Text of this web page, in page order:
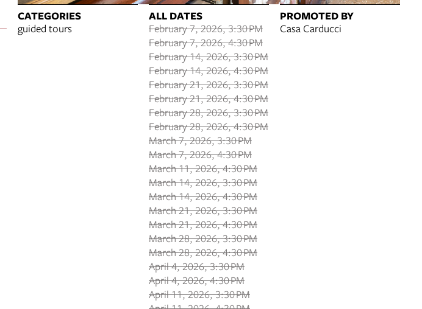
CATEGORIES
guided tours
ALL DATES
February 7, 2026, 3:30 PM
February 7, 2026, 4:30 PM
February 14, 2026, 3:30 PM
February 14, 2026, 4:30 PM
February 21, 2026, 3:30 PM
February 21, 2026, 4:30 PM
February 28, 2026, 3:30 PM
February 28, 2026, 4:30 PM
March 7, 2026, 3:30 PM
March 7, 2026, 4:30 PM
March 11, 2026, 4:30 PM
March 14, 2026, 3:30 PM
March 14, 2026, 4:30 PM
March 21, 2026, 3:30 PM
March 21, 2026, 4:30 PM
March 28, 2026, 3:30 PM
March 28, 2026, 4:30 PM
April 4, 2026, 3:30 PM
April 4, 2026, 4:30 PM
April 11, 2026, 3:30 PM
PROMOTED BY
Casa Carducci